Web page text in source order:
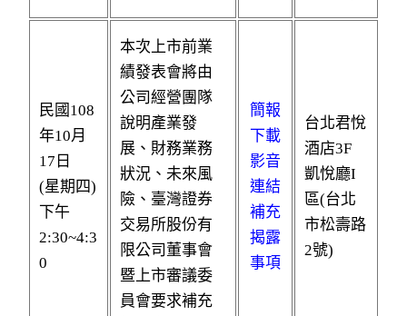
民國108
年10月
17日
(星期四)
下午
2:30~4:3
0
本次上市前業
績發表會將由
公司經營團隊
說明產業發
展、財務業務
狀況、未來風
險、臺灣證券
交易所股份有
限公司董事會
暨上市審議委
員會要求補充
簡報
下載
影音
連結
補充
揭露
事項
台北君悅
酒店3F
凱悅廳I
區(台北
市松壽路
2號)